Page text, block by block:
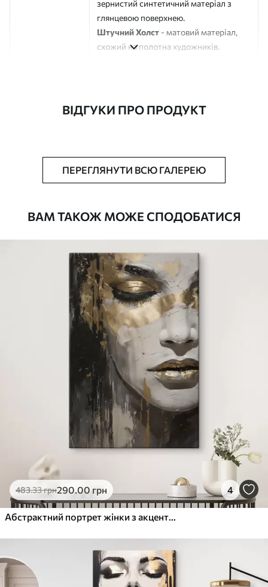
зернистий синтетичний матеріал з
глянцевою поверхнею.
Штучний Холст - матовий матеріал,
схожий на полотна художників.
Додатково Можна додати лакове покриття.
Від290.00грн
Яскраві, насичені кольори
Стійкість до вицвітання
Безпечне чорнило без запаху
Поверхня з текстурою полотна
Екологічний матеріал
Яскраві, насичені кольори
Стійкість до вицвітання
Безпечне чорнило без запаху
Поверхня з текстурою полотна
Екологічний матеріал
Еко-Преміум
.00грн
✓Яскраві, насичені кольори
✓ Поверхня з текстурою полотна
✓ Екологічний матеріал
ВІДГУКИ ПРО ПРОДУКТ
ПЕРЕГЛЯНУТИ ВСЮ ГАЛЕРЕЮ
ВАМ ТАКОЖ МОЖЕ СПОДОБАТИСЯ
483.33грн290.00 грн 4
Абстрактний портрет жінки з акцентом на закритих очах і губах, виконаний у чорно-білих тонах динамічними теплими мазками